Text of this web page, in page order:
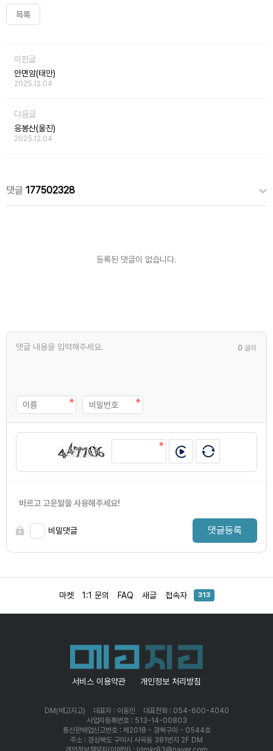
목록
이전글
안면암(태안)
2025.12.04
다음글
응봉산(울진)
2025.12.04
댓글 177502328
등록된 댓글이 없습니다.
0 글자
바르고 고운말을 사용해주세요!
비밀댓글 댓글등록
마켓 1:1 문의 FAQ 새글 접속자 313
서비스 이용약관 개인정보 처리방침
DM(메고지고) 대표자 : 이동민
대표전화 : 054-600-4040
사업자등록번호 : 513-14-00803
통신판매업신고번호 : 제2018 - 경북구미 - 0544호
주소 : 경상북도 구미시 사곡동 381번지 2F DM